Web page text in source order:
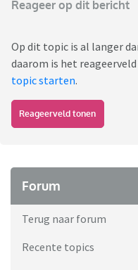
Reageer op dit bericht
Op dit topic is al langer
daarom is het
topic starten.
Reageerveld tonen
Forum
Terug naar forum
Recente topics